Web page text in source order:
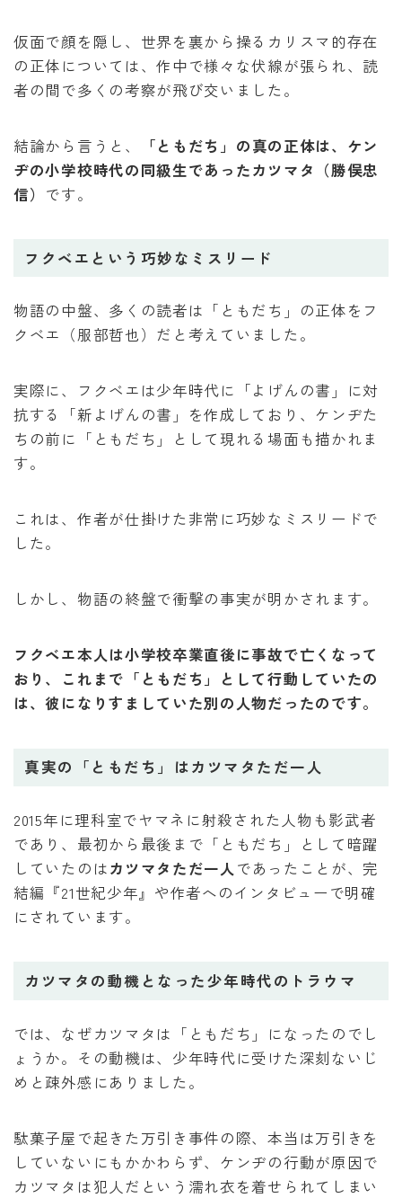
仮面で顔を隠し、世界を裏から操るカリスマ的存在
の正体については、作中で様々な伏線が張られ、読
者の間で多くの考察が飛び交いました。
結論から言うと、
「ともだち」の真の正体は、ケン
ヂの小学校時代の同級生であったカツマタ（勝俣忠
信） です。
フクベエという巧妙なミスリード
物語の中盤、多くの読者は「ともだち」の正体をフ
クベエ（服部哲也）だと考えていました。
実際に、フクベエは少年時代に「よげんの書」に対
抗する「新よげんの書」を作成しており、ケンヂた
ちの前に「ともだち」として現れる場面も描かれま
す。
これは、作者が仕掛けた非常に巧妙なミスリードで
した。
しかし、物語の終盤で衝撃の事実が明かされます。
フクベエ本人は小学校卒業直後に事故で亡くなって
おり、これまで「ともだち」として行動していたの
は、彼になりすましていた別の人物だったのです。
真実の「ともだち」はカツマタただ一人
2015年に理科室でヤマネに射殺された人物も影武者
であり、最初から最後まで「ともだち」として暗躍
していたのはカツマタただ一人であったことが、完
結編『21世紀少年』や作者へのインタビューで明確
にされています。
カツマタの動機となった少年時代のトラウマ
では、なぜカツマタは「ともだち」になったのでし
ょうか。その動機は、少年時代に受けた深刻ないじ
めと疎外感にありました。
駄菓子屋で起きた万引き事件の際、本当は万引きを
していないにもかかわらず、ケンヂの行動が原因で
カツマタは犯人だという濡れ衣を着せられてしまい